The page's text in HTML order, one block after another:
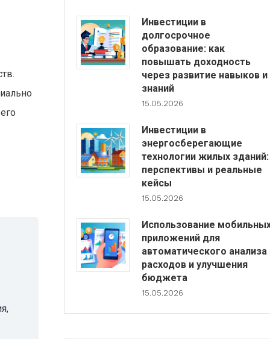
Инвестиции в
долгосрочное
образование: как
повышать доходность
через развитие навыков и
знаний
15.05.2026
Инвестиции в
энергосберегающие
технологии жилых зданий:
перспективы и реальные
кейсы
15.05.2026
Использование
приложений для
автоматического анализа
расходов и улучшения
бюджета
15.05.2026